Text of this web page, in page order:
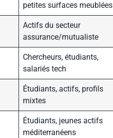
petites surfaces meublées
Actifs du secteur
assurance/mutualiste
Chercheurs, étudiants,
salariés tech
Étudiants, actifs, profils
mixtes
Étudiants, jeunes actifs
méditerranéens